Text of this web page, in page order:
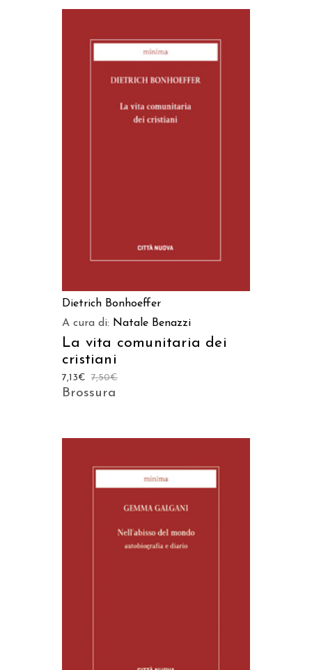
Dietrich Bonhoeffer
A cura di: Natale Benazzi
La vita comunitaria dei
cristiani
7,50€
7,13€
Brossura